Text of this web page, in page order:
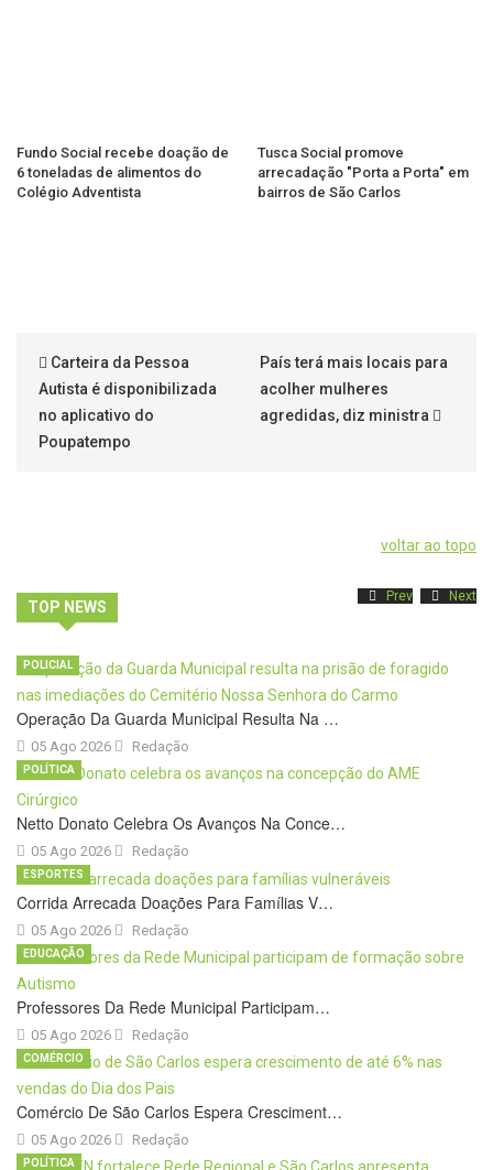
Fundo Social recebe doação de
6 toneladas de alimentos do
Colégio Adventista
Tusca Social promove
arrecadação "Porta a Porta" em
bairros de São Carlos
Carteira da Pessoa
Autista é disponibilizada
no aplicativo do
Poupatempo
País terá mais locais para
acolher mulheres
agredidas, diz ministra
voltar ao topo
TOP NEWS
Prev Next
Operação Da Guarda Municipal Resulta Na …
05 Ago 2026
POLICIAL
Redação
Netto Donato Celebra Os Avanços Na Conce…
05 Ago 2026
POLÍTICA
Redação
Corrida Arrecada Doações Para Famílias V…
05 Ago 2026
ESPORTES
Redação
Professores Da Rede Municipal Participam…
05 Ago 2026
EDUCAÇÃO
Redação
Comércio De São Carlos Espera Cresciment…
05 Ago 2026
COMÉRCIO
Redação
POLÍTICA